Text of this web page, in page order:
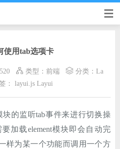
使用tab选项卡
类型： 前端 分类： La
： layui.js Layui
块的监听tab事件来进行切换操
加载element模块即会自动完
样为某一个功能而调用一个方